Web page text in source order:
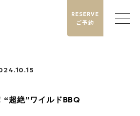
RESERVE
ご予約
“超絶”ワイルドBBQ